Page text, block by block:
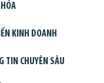
KINH DOANH
TIN CHUYÊN SÂU